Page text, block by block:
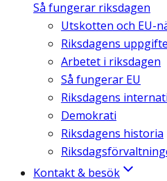
Så fungerar riksdagen
Utskotten och EU-
Riksdagens
Arbetet i riksdagen
Så fungerar EU
Riksdagens
Demokrati
Riksdagens historia
Kontakt & besök